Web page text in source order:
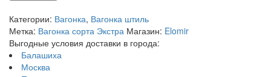
Категории: Вагонка, Вагонка штиль
Метка: Вагонка сорта Экстра Магазин: Elomir
Выгодные условия доставки в города:
Балашиха
Москва